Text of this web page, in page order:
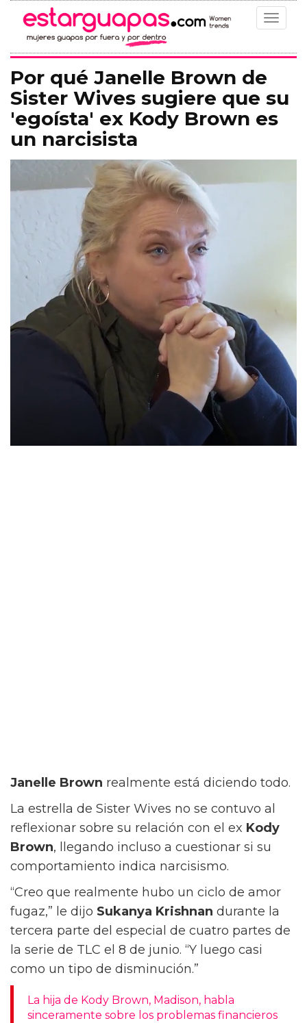
Toggle
Por qué Janelle Brown de
Sister Wives sugiere que su
'egoísta' ex Kody Brown es
un narcisista
Janelle Brown realmente está diciendo todo.
La estrella de Sister Wives no se contuvo al
reflexionar sobre su relación con el ex Kody
Brown, llegando incluso a cuestionar si su
comportamiento indica narcisismo.
“Creo que realmente hubo un ciclo de amor
fugaz,” le dijo Sukanya Krishnan durante la
tercera parte del especial de cuatro partes de
la serie de TLC el 8 de junio. “Y luego casi
como un tipo de disminución.”
La hija de Kody Brown, Madison, habla
sinceramente sobre los problemas financieros